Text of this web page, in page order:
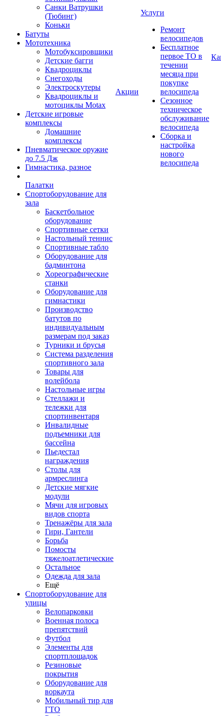
Санки Ватрушки
(Тюбинг)
Коньки
Батуты
Мототехника
Мотобуксировщики
Детские багги
Квадроциклы
Снегоходы
Электроскутеры
Квадроциклы и
мотоциклы Motax
Детские игровые
комплексы
Домашние
комплексы
Пневматическое оружие
до 7.5 Дж
Гимнастика, разное
Палатки
Спортоборудование для
зала
Баскетбольное
оборудование
Спортивные сетки
Настольный теннис
Спортивные табло
Оборудование для
бадминтона
Хореографические
станки
Оборудование для
гимнастики
Производство
батутов по
индивидуальным
размерам под заказ
Турники и брусья
Система разделения
спортивного зала
Товары для
волейбола
Настольные игры
Стеллажи и
тележки для
спортинвентаря
Инвалидные
подъемники для
бассейна
Пьедестал
награждения
Столы для
армреслинга
Детские мягкие
модули
Мячи для игровых
видов спорта
Тренажёры для зала
Гири, Гантели
Борьба
Помосты
тяжелоатлетические
Остальное
Одежда для зала
Ещё
Спортоборудование для
улицы
Велопарковки
Военная полоса
препятствий
Футбол
Элементы для
спортплощадок
Резиновые
покрытия
Оборудование для
воркаута
Мобильный тир для
ГТО
Акции
Услуги
Ремонт
велосипедов
Бесплатное
первое ТО в
течении
месяца при
покупке
велосипеда
Сезонное
техническое
обслуживание
велосипеда
Сборка и
настройка
нового
велосипеда